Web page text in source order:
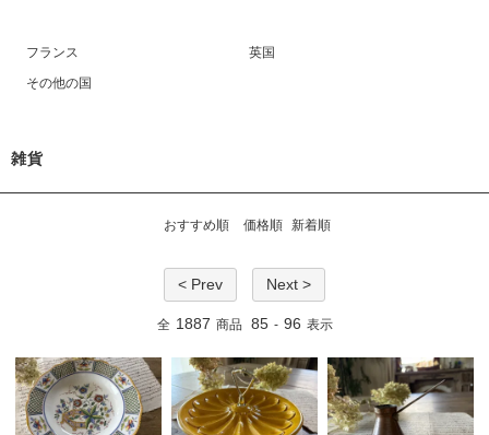
フランス
英国
その他の国
雑貨
おすすめ順 価格順 新着順
< Prev Next >
全 1887 商品 85 - 96 表示